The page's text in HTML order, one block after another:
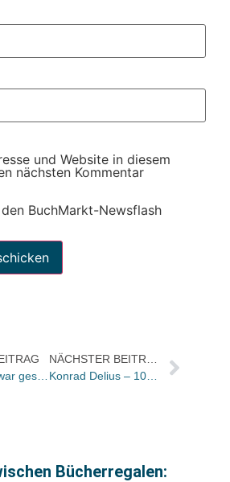
und Website in diesem
nächsten Kommentar
BuchMarkt-Newsflash
Großfläche war gestern: Wie unabhängige Buchhandlungen beim Kunden punkten
Bücherregalen: